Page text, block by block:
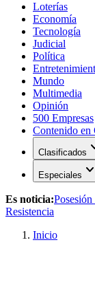
Loterías
Economía
Tecnología
Judicial
Política
Mundo
Multimedia
Opinión
500 Empresas
Contenido en
Clasificados
Especiales expand_more
Es noticia:
Resistencia
Inicio